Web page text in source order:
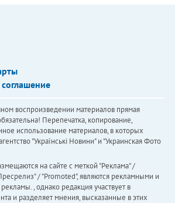
воспроизведении материалов прямая
Перепечатка, копирование,
использование материалов, в которых
"Українськi Новини" и "Украинская Фото
на сайте с меткой "Реклама" /
/ "Promoted", являются рекламными и
, однако редакция участвует в
и разделяет мнения, высказанные в этих